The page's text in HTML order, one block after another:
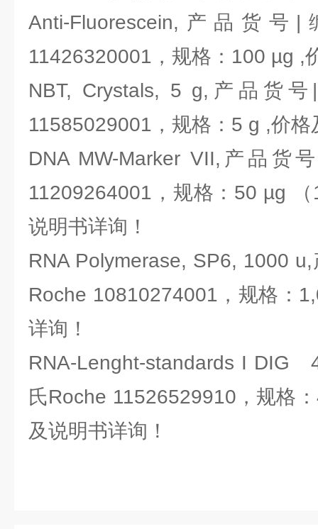
Anti-Fluorescein,产品货号
11426320001，规格：100 µg ,
NBT, Crystals, 5 g,产品货
11585029001，规格：5 g ,价格
DNA MW-Marker VII,产品货
11209264001，规格：50 µg
说明书详询！
RNA Polymerase, SP6, 1000
Roche 10810274001，规格：
详询！
RNA-Lenght-standards I DIG
氏Roche 11526529910，规格
及说明书详询！